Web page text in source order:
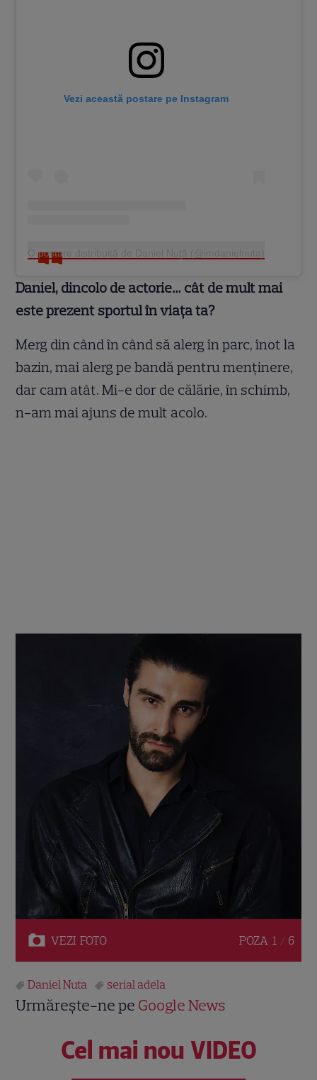
Vezi această postare pe Instagram
O postare distribuită de Daniel Nuţă (@imdanielnuta)
Daniel, dincolo de actorie… cât de mult mai
este prezent sportul în viața ta?
Merg din când în când să alerg în parc, înot la
bazin, mai alerg pe bandă pentru menținere,
dar cam atât. Mi-e dor de călărie, în schimb,
n-am mai ajuns de mult acolo.
VEZI FOTO POZA 1 / 6
Daniel Nuta serial adela
Urmărește-ne pe Google News
Cel mai nou VIDEO